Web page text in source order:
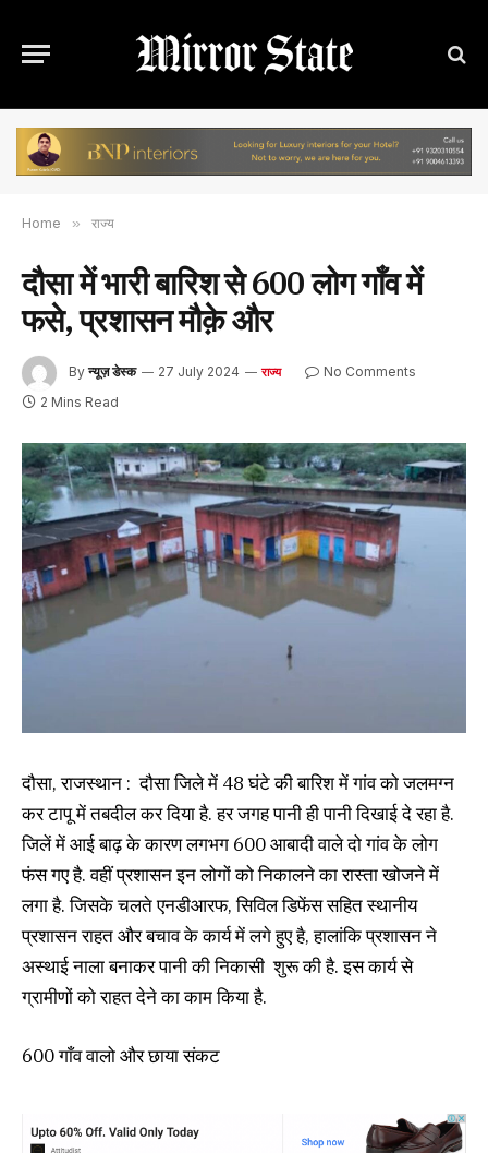
Home » राज्य
दौसा में भारी बारिश से 600 लोग गाँव में
फसे, प्रशासन मौक़े और
By न्यूज़ डेस्क 27 July 2024 राज्य
No Comments
2 Mins Read
दौसा, राजस्थान : दौसा जिले में 48 घंटे की बारिश में गांव को जलमग्न
कर टापू में तबदील कर दिया है. हर जगह पानी ही पानी दिखाई दे रहा है.
जिलें में आई बाढ़ के कारण लगभग 600 आबादी वाले दो गांव के लोग
फंस गए है. वहीं प्रशासन इन लोगों को निकालने का रास्ता खोजने में
लगा है. जिसके चलते एनडीआरफ, सिविल डिफेंस सहित स्थानीय
प्रशासन राहत और बचाव के कार्य में लगे हुए है, हालांकि प्रशासन ने
अस्थाई नाला बनाकर पानी की निकासी शुरू की है. इस कार्य से
ग्रामीणों को राहत देने का काम किया है.
600 गाँव वालो और छाया संकट